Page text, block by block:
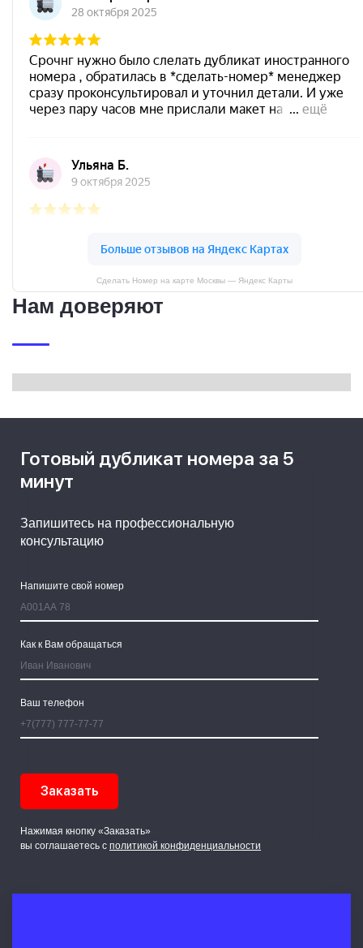
Сделать Номер на карте Москвы — Яндекс Карты
Нам доверяют
Готовый дубликат номера за 5
минут
Запишитесь на профессиональную
консультацию
Напишите свой номер
Как к Вам обращаться
Ваш телефон
Нажимая кнопку «Заказать»
вы соглашаетесь с политикой конфиденциальности